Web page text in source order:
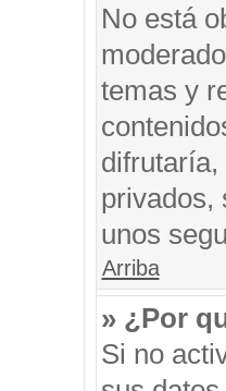
No está
temas y
privados,
unos
Arriba
» ¿Por
Si no